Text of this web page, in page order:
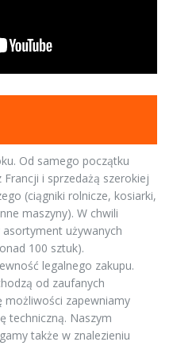
Od samego początku
i sprzedażą szerokiej
(ciągniki rolnicze, kosiarki,
maszyny). W chwili
używanych
100 sztuk).
legalnego zakupu.
od zaufanych
możliwości zapewniamy
techniczną. Naszym
także w znalezieniu